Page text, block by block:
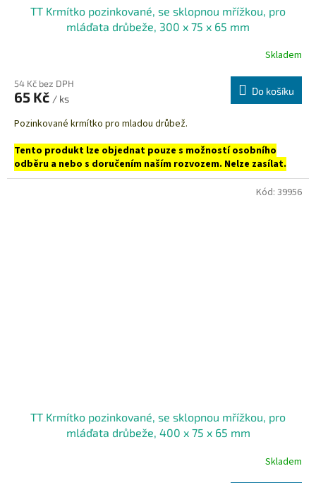
TT Krmítko pozinkované, se sklopnou mřížkou, pro
mláďata drůbeže, 300 x 75 x 65 mm
Skladem
54 Kč bez DPH
65 Kč / ks
Do košíku
Pozinkované krmítko pro mladou drůbež.
Tento produkt lze objednat pouze s možností osobního
odběru a nebo s doručením naším rozvozem. Nelze zasílat.
TT Krmítko pozinkované, se sklopnou mřížkou, pro
mláďata drůbeže, 400 x 75 x 65 mm
Skladem
Kód: 39956